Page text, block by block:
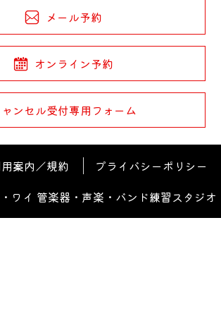
メール予約
オンライン予約
ンセル受付専用フォーム
案内／規約
プライバシーポリシー
ワイ 管楽器・声楽・バンド練習スタジオ